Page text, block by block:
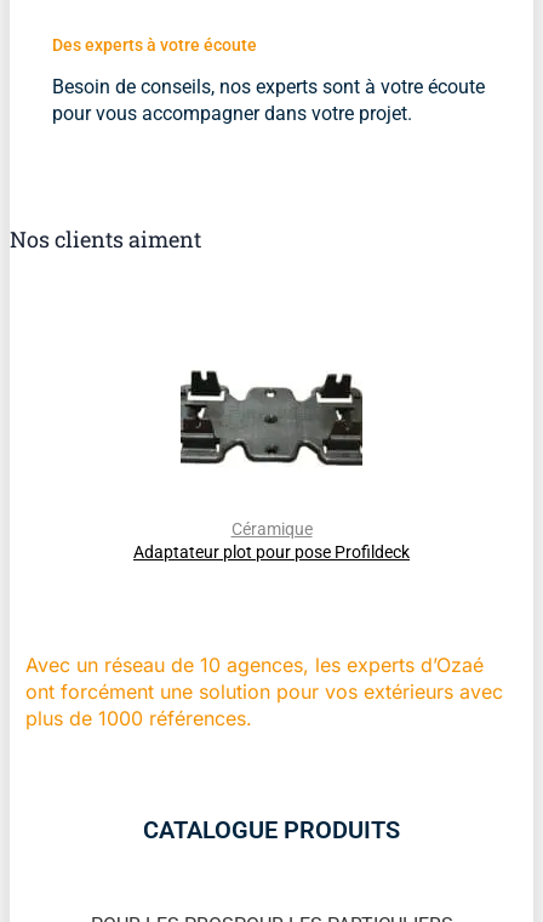
Des experts à votre écoute
Besoin de conseils, nos experts sont à votre écoute
pour vous accompagner dans votre projet.
Nos clients aiment
Céramique
Adaptateur plot pour pose Profildeck
Avec un réseau de 10 agences, les experts d’Ozaé
ont forcément une solution pour vos extérieurs avec
plus de 1000 références.
CATALOGUE PRODUITS